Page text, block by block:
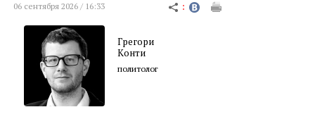
06 сентября 2026 / 16:33
Грегори
Конти
политолог